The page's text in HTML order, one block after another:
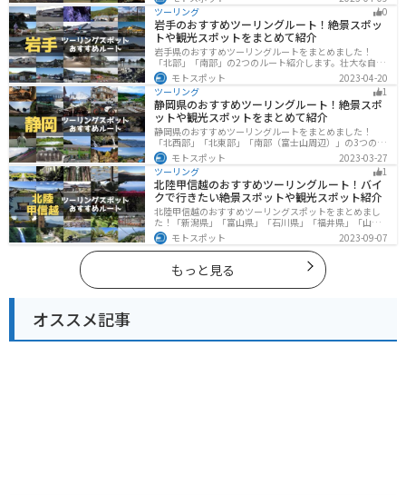
多く存在し、様々な楽しみ方ができます。バイクで長崎
県にツーリングに行く際は参考にしてください。
ツーリング
0
岩手のおすすめツーリングルート！絶景スポッ
トや観光スポットをまとめて紹介
岩手県のおすすめツーリングルートをまとめました！
「北部」「南部」の2つのルート紹介します。壮大な自然
や歴史的な観光スポットが多く存在するので楽しめま
す。バイクで岩手県にツーリングに行く際は参考にして
ください。
モトスポット
2023-04-20
ツーリング
1
静岡県のおすすめツーリングルート！絶景スポ
ットや観光スポットをまとめて紹介
静岡県のおすすめツーリングルートをまとめました！
「北西部」「北東部」「南部（富士山周辺）」の3つのル
ート紹介します。富士山を中心に自然豊かな景色や食事
を楽しめるスポットが多数あります。バイクで静岡県に
ツーリングに行く際は参考にしてください。
モトスポット
2023-03-27
ツーリング
1
北陸甲信越のおすすめツーリングルート！バイ
クで行きたい絶景スポットや観光スポット紹介
北陸甲信越のおすすめツーリングスポットをまとめまし
た！「新潟県」「富山県」「石川県」「福井県」「山梨
県」「長野県」の各県の観光地紹介します。自然豊かな
山々や湖、温泉地が点在し、四季折々の景色を楽しめる
スポットが多数あります。バイクで北陸甲信越にツーリ
ングに行く際は参考にしてください。
モトスポット 2023-09-07
もっと見る
オススメ記事